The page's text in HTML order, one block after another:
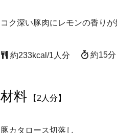
コク深い豚肉にレモンの香りが
約233kcal/1人分 約15分
材料 【2人分】
豚カタロース切落し
3日分ごはんセッ
3日分ごはんセ
おつまみ
乾物屋さん